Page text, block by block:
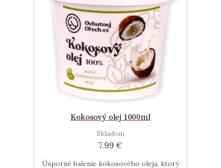
Kokosový olej 1000ml
Skladom
7.99 €
Úsporné balenie kokosového oleja, ktorý